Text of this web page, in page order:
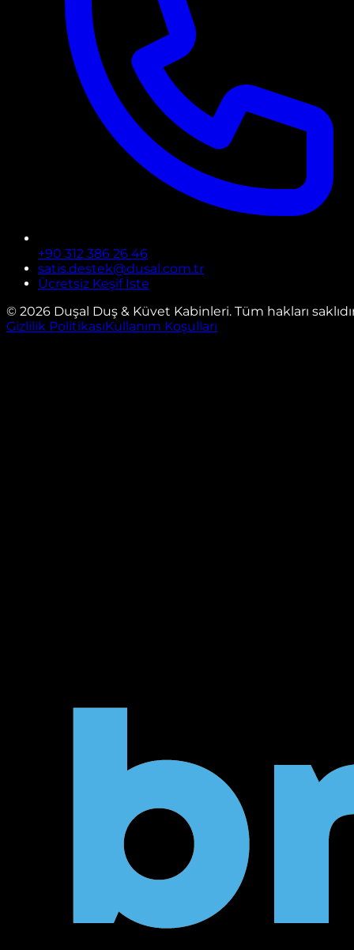
+90 312 386 26 46
satis.destek@dusal.com.tr
Ücretsiz Keşif İste
© 2026 Duşal Duş & Küvet Kabinleri. Tüm hakları
Gizlilik PolitikasıKullanım Koşulları